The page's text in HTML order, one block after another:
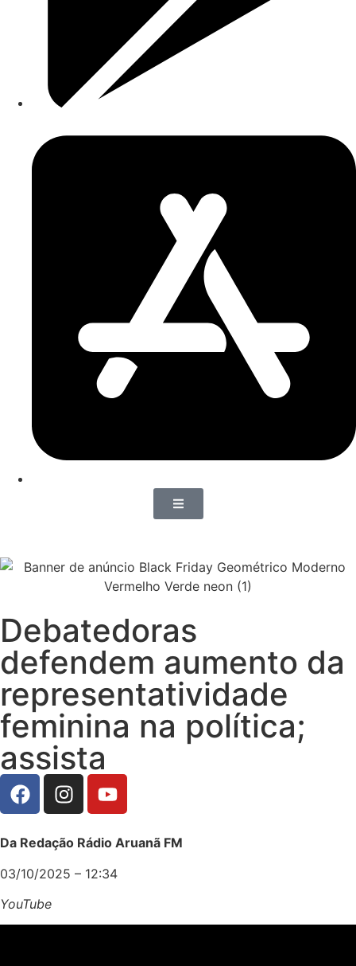
Debatedoras
defendem aumento da
representatividade
feminina na política;
assista
Da Redação Rádio Aruanã FM
03/10/2025 – 12:34
YouTube